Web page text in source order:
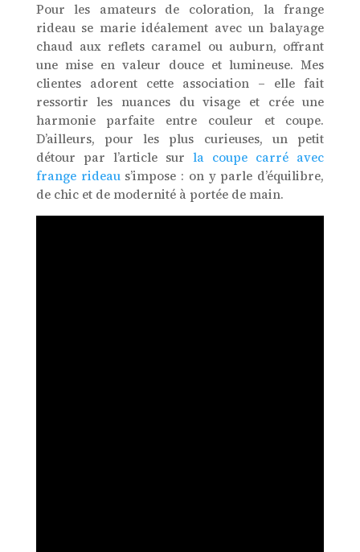
Pour les amateurs de coloration, la frange
rideau se marie idéalement avec un balayage
chaud aux reflets caramel ou auburn, offrant
une mise en valeur douce et lumineuse. Mes
clientes adorent cette association – elle fait
ressortir les nuances du visage et crée une
harmonie parfaite entre couleur et coupe.
D’ailleurs, pour les plus curieuses, un petit
détour par l’article surla coupe carré avec
frange rideaus’impose : on y parle d’équilibre,
de chic et de modernité à portée de main.